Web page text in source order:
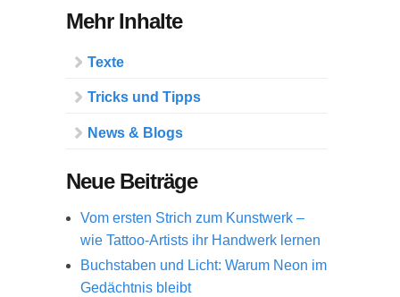
Mehr Inhalte
Texte
Tricks und Tipps
News & Blogs
Neue Beiträge
Vom ersten Strich zum Kunstwerk –
wie Tattoo-Artists ihr Handwerk lernen
Buchstaben und Licht: Warum Neon im
Gedächtnis bleibt